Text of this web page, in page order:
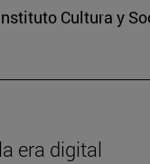
Cultura y
era digital